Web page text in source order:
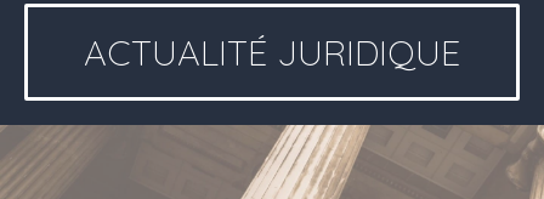
ACTUALITÉ JURIDIQUE